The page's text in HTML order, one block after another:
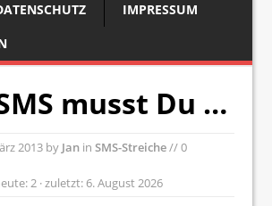
IMPRESSUM
musst Du …
2013 by Jan inSMS-Streiche// 0
2 · zuletzt: 6. August 2026